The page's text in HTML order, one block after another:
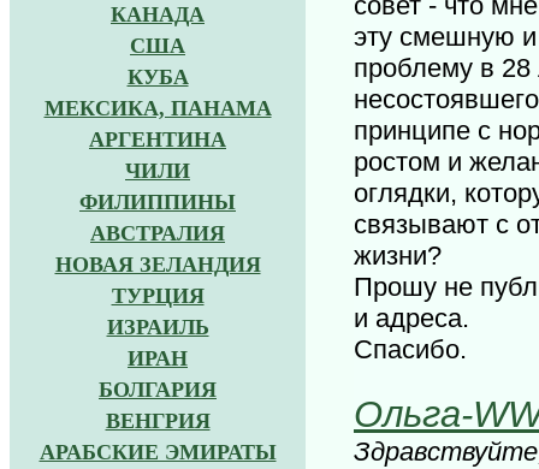
КАНАДА
США
КУБА
МЕКСИКА, ПАНАМА
АРГЕНТИНА
ЧИЛИ
ФИЛИППИНЫ
АВСТРАЛИЯ
НОВАЯ ЗЕЛАНДИЯ
ТУРЦИЯ
ИЗРАИЛЬ
ИРАН
БОЛГАРИЯ
ВЕНГРИЯ
АРАБСКИЕ ЭМИРАТЫ
эту смешную
проблему в 28
принципе с
ростом и
оглядки,
связывают с
жизни?
Прошу не
и адреса.
Спасибо.
Ольга-